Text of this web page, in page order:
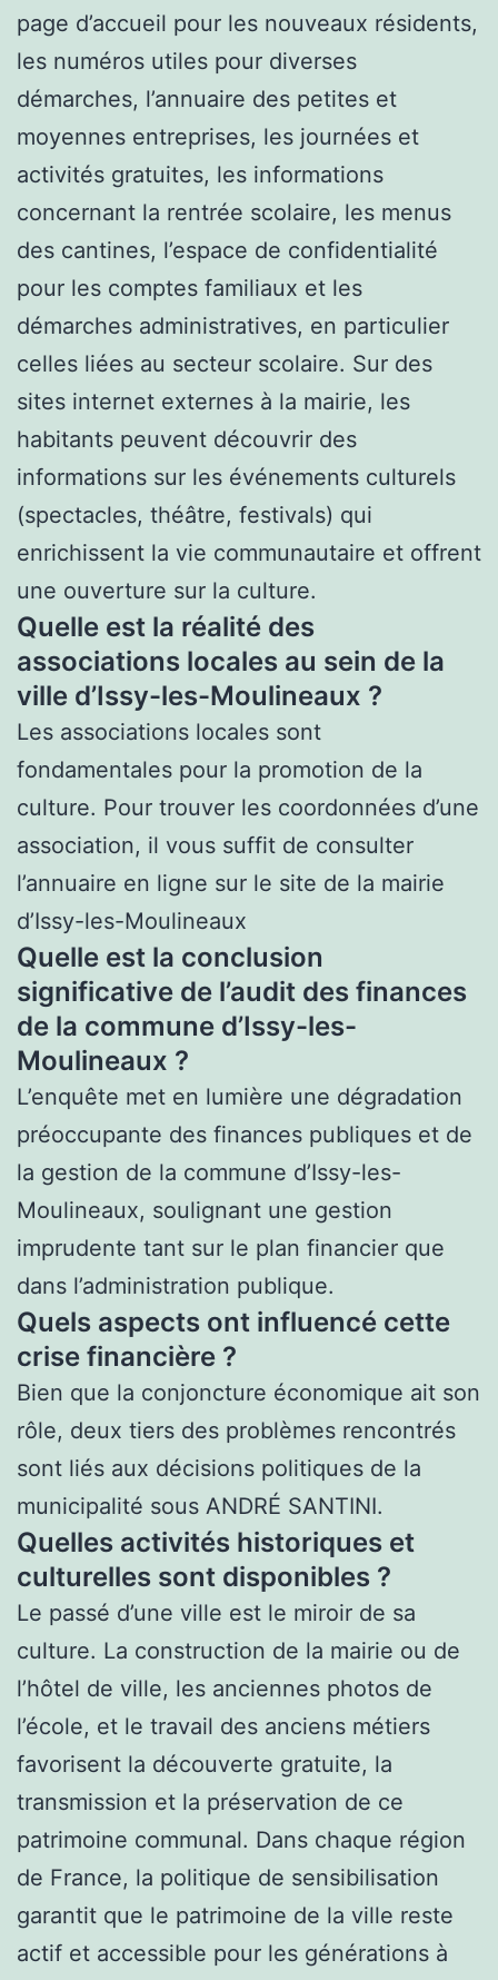
page d’accueil pour les nouveaux résidents,
les numéros utiles pour diverses
démarches, l’annuaire des petites et
moyennes entreprises, les journées et
activités gratuites, les informations
concernant la rentrée scolaire, les menus
des cantines, l’espace de confidentialité
pour les comptes familiaux et les
démarches administratives, en particulier
celles liées au secteur scolaire. Sur des
sites internet externes à la mairie, les
habitants peuvent découvrir des
informations sur les événements culturels
(spectacles, théâtre, festivals) qui
enrichissent la vie communautaire et offrent
une ouverture sur la culture.
Quelle est la réalité des
associations locales au sein de la
ville d’Issy-les-Moulineaux ?
Les associations locales sont
fondamentales pour la promotion de la
culture. Pour trouver les coordonnées d’une
association, il vous suffit de consulter
l’annuaire en ligne sur le site de la mairie
d’Issy-les-Moulineaux
Quelle est la conclusion
significative de l’audit des finances
de la commune d’Issy-les-
Moulineaux ?
L’enquête met en lumière une dégradation
préoccupante des finances publiques et de
la gestion de la commune d’Issy-les-
Moulineaux, soulignant une gestion
imprudente tant sur le plan financier que
dans l’administration publique.
Quels aspects ont influencé cette
crise financière ?
Bien que la conjoncture économique ait son
rôle, deux tiers des problèmes rencontrés
sont liés aux décisions politiques de la
municipalité sous ANDRÉ SANTINI.
Quelles activités historiques et
culturelles sont disponibles ?
Le passé d’une ville est le miroir de sa
culture. La construction de la mairie ou de
l’hôtel de ville, les anciennes photos de
l’école, et le travail des anciens métiers
favorisent la découverte gratuite, la
transmission et la préservation de ce
patrimoine communal. Dans chaque région
de France, la politique de sensibilisation
garantit que le patrimoine de la ville reste
actif et accessible pour les générations à